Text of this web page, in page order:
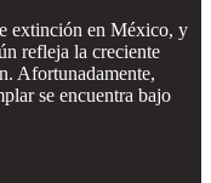
extinción en México, y
refleja la creciente
Afortunadamente,
se encuentra bajo